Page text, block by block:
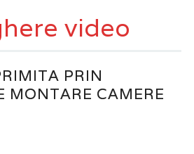
video
PRIN
MONTARE CAMERE